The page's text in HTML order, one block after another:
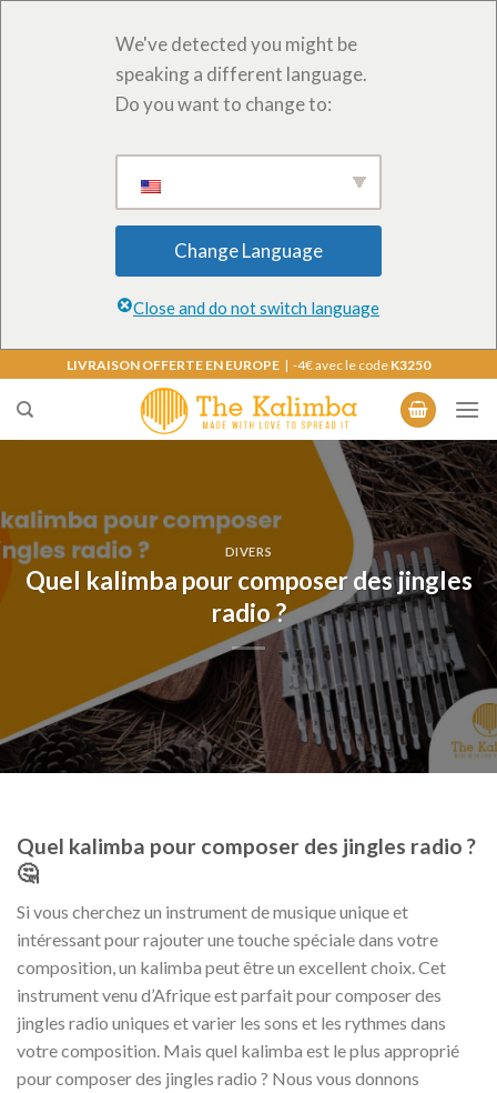
We've detected you might be
speaking a different language.
Do you want to change to:
Change Language
Close and do not switch language
content
LIVRAISON OFFERTE EN EUROPE | -4€ avec le code K3250
DIVERS
Quel kalimba pour composer des jingles
radio ?
Quel kalimba pour composer des jingles radio ?
🤔
Si vous cherchez un instrument de musique unique et
intéressant pour rajouter une touche spéciale dans votre
composition, un kalimba peut être un excellent choix. Cet
instrument venu d’Afrique est parfait pour composer des
jingles radio uniques et varier les sons et les rythmes dans
votre composition. Mais quel kalimba est le plus approprié
pour composer des jingles radio ? Nous vous donnons